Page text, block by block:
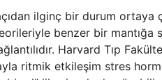
ilginç bir durum ortaya
benzer bir mantığa
Harvard Tıp
ritmik etkileşim stres